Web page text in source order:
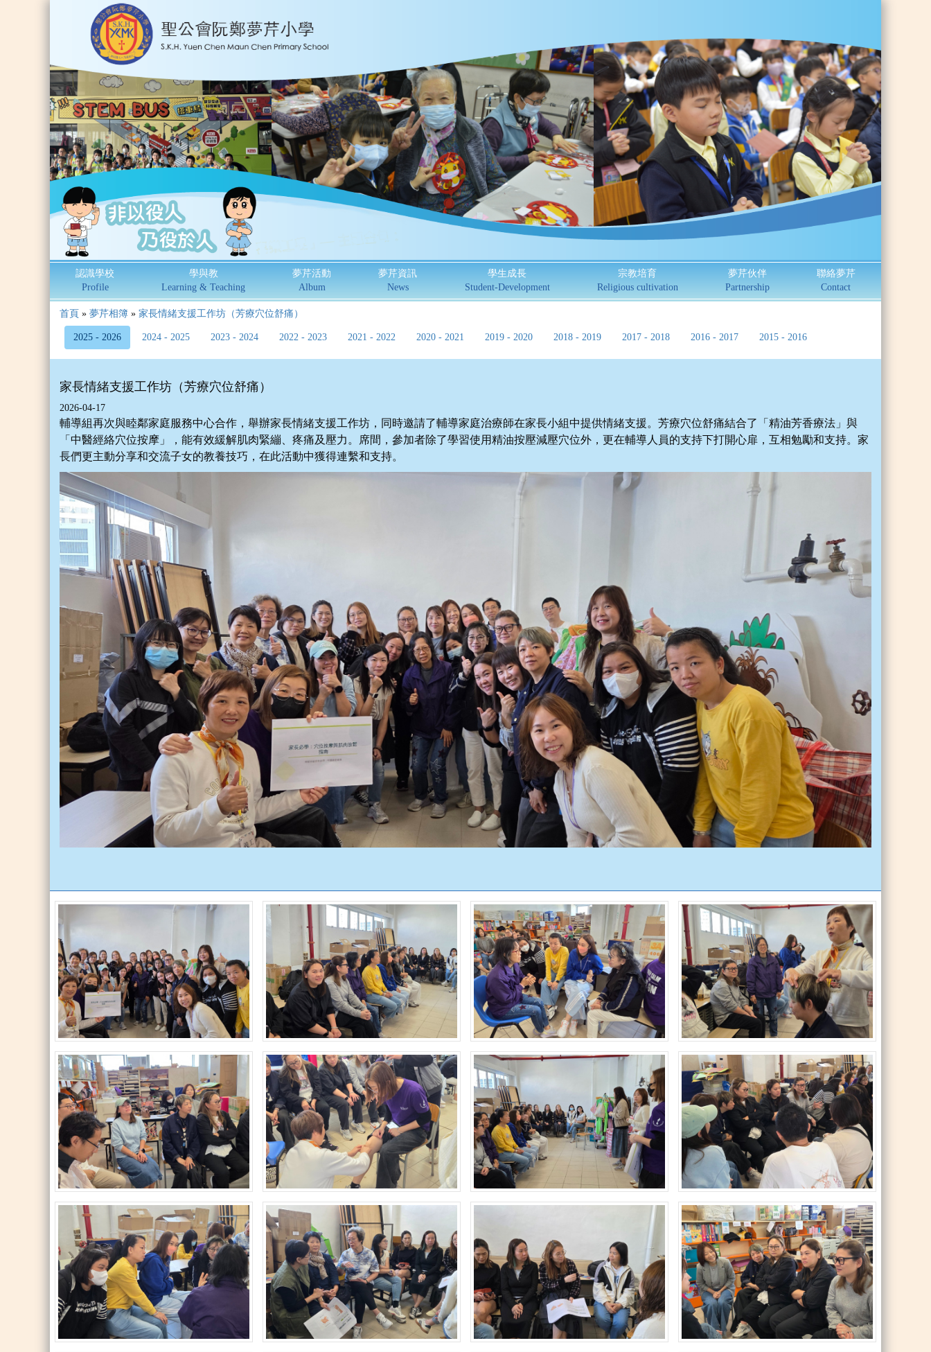
認識學校
Profile
學與教
Learning & Teaching
夢芹活動
Album
夢芹資訊
News
學生成長
Student-Development
宗教培育
Religious cultivation
夢芹伙伴
Partnership
聯絡夢芹
Contact
首頁 » 夢芹相簿 » 家長情緒支援工作坊（芳療穴位舒痛）
2025 - 2026 2024 - 2025 2023 - 2024 2022 - 2023 2021 - 2022 2020 - 2021 2019 - 2020 2018 - 2019 2017 - 2018 2016 - 2017 2015 - 2016
家長情緒支援工作坊（芳療穴位舒痛）
2026-04-17
輔導組再次與睦鄰家庭服務中心合作，舉辦家長情緒支援工作坊，同時邀請了輔導家庭治療師在家長小組中提供情緒支援。芳療穴位舒痛結合了「精油芳香療法」與
「中醫經絡穴位按摩」，能有效緩解肌肉緊繃、疼痛及壓力。席間，參加者除了學習使用精油按壓減壓穴位外，更在輔導人員的支持下打開心扉，互相勉勵和支持。家
長們更主動分享和交流子女的教養技巧，在此活動中獲得連繫和支持。